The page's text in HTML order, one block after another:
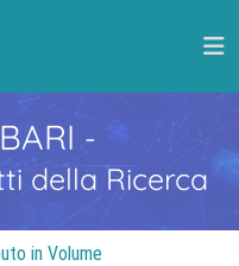
-
della Ricerca
in Volume